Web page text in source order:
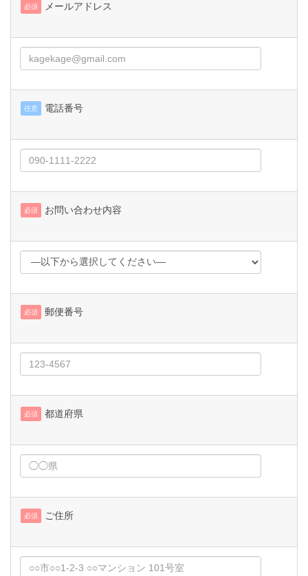
必須 メールアドレス
任意 電話番号
必須 お問い合わせ内容
必須 郵便番号
必須 都道府県
必須 ご住所